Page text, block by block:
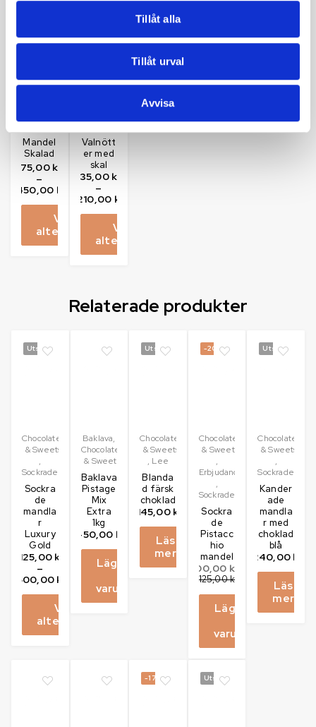
Tillåt alla
Tillåt urval
Avvisa
Frön
Mandel
Skalad
75,00 kr
–
450,00 kr
Välj
alternativ
Valnötter
Valnött
er med
skal
35,00 kr
–
210,00 kr
Välj
alternativ
Relaterade produkter
Utsåld
Chocolates
& Sweets
,
Sockrade
Sockra
de
mandla
r
Luxury
Gold
125,00 kr
–
500,00 kr
Välj
alternativ
Baklava,
Chocolates
& Sweets
Baklava
Pistage
Mix
Extra
1kg
450,00 kr
Lägg till
varukorg
Utsåld
Chocolates
& Sweets
, Lee
Blanda
d färsk
choklad
145,00 kr
Läs
mer
-20%
Chocolates
& Sweets
,
Erbjudanden
,
Sockrade
Sockra
de
Pistacc
hio
mandel
125,00kr
100,00 kr
Lägg till
varukorg
Utsåld
Chocolates
& Sweets
,
Sockrade
Kander
ade
mandla
r med
choklad
blå
240,00 kr
Läs
mer
-17% Utsåld